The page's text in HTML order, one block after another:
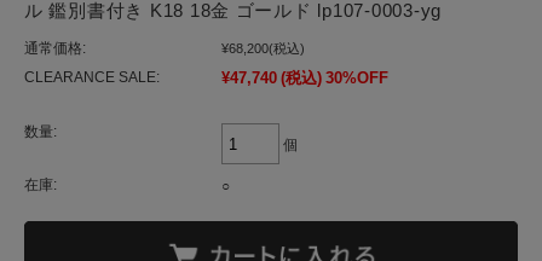
ル 鑑別書付き K18 18金 ゴールド lp107-0003-yg
通常価格: ¥68,200(税込)
CLEARANCE SALE: ¥47,740 (税込) 30%OFF
数量:
個
在庫: ○